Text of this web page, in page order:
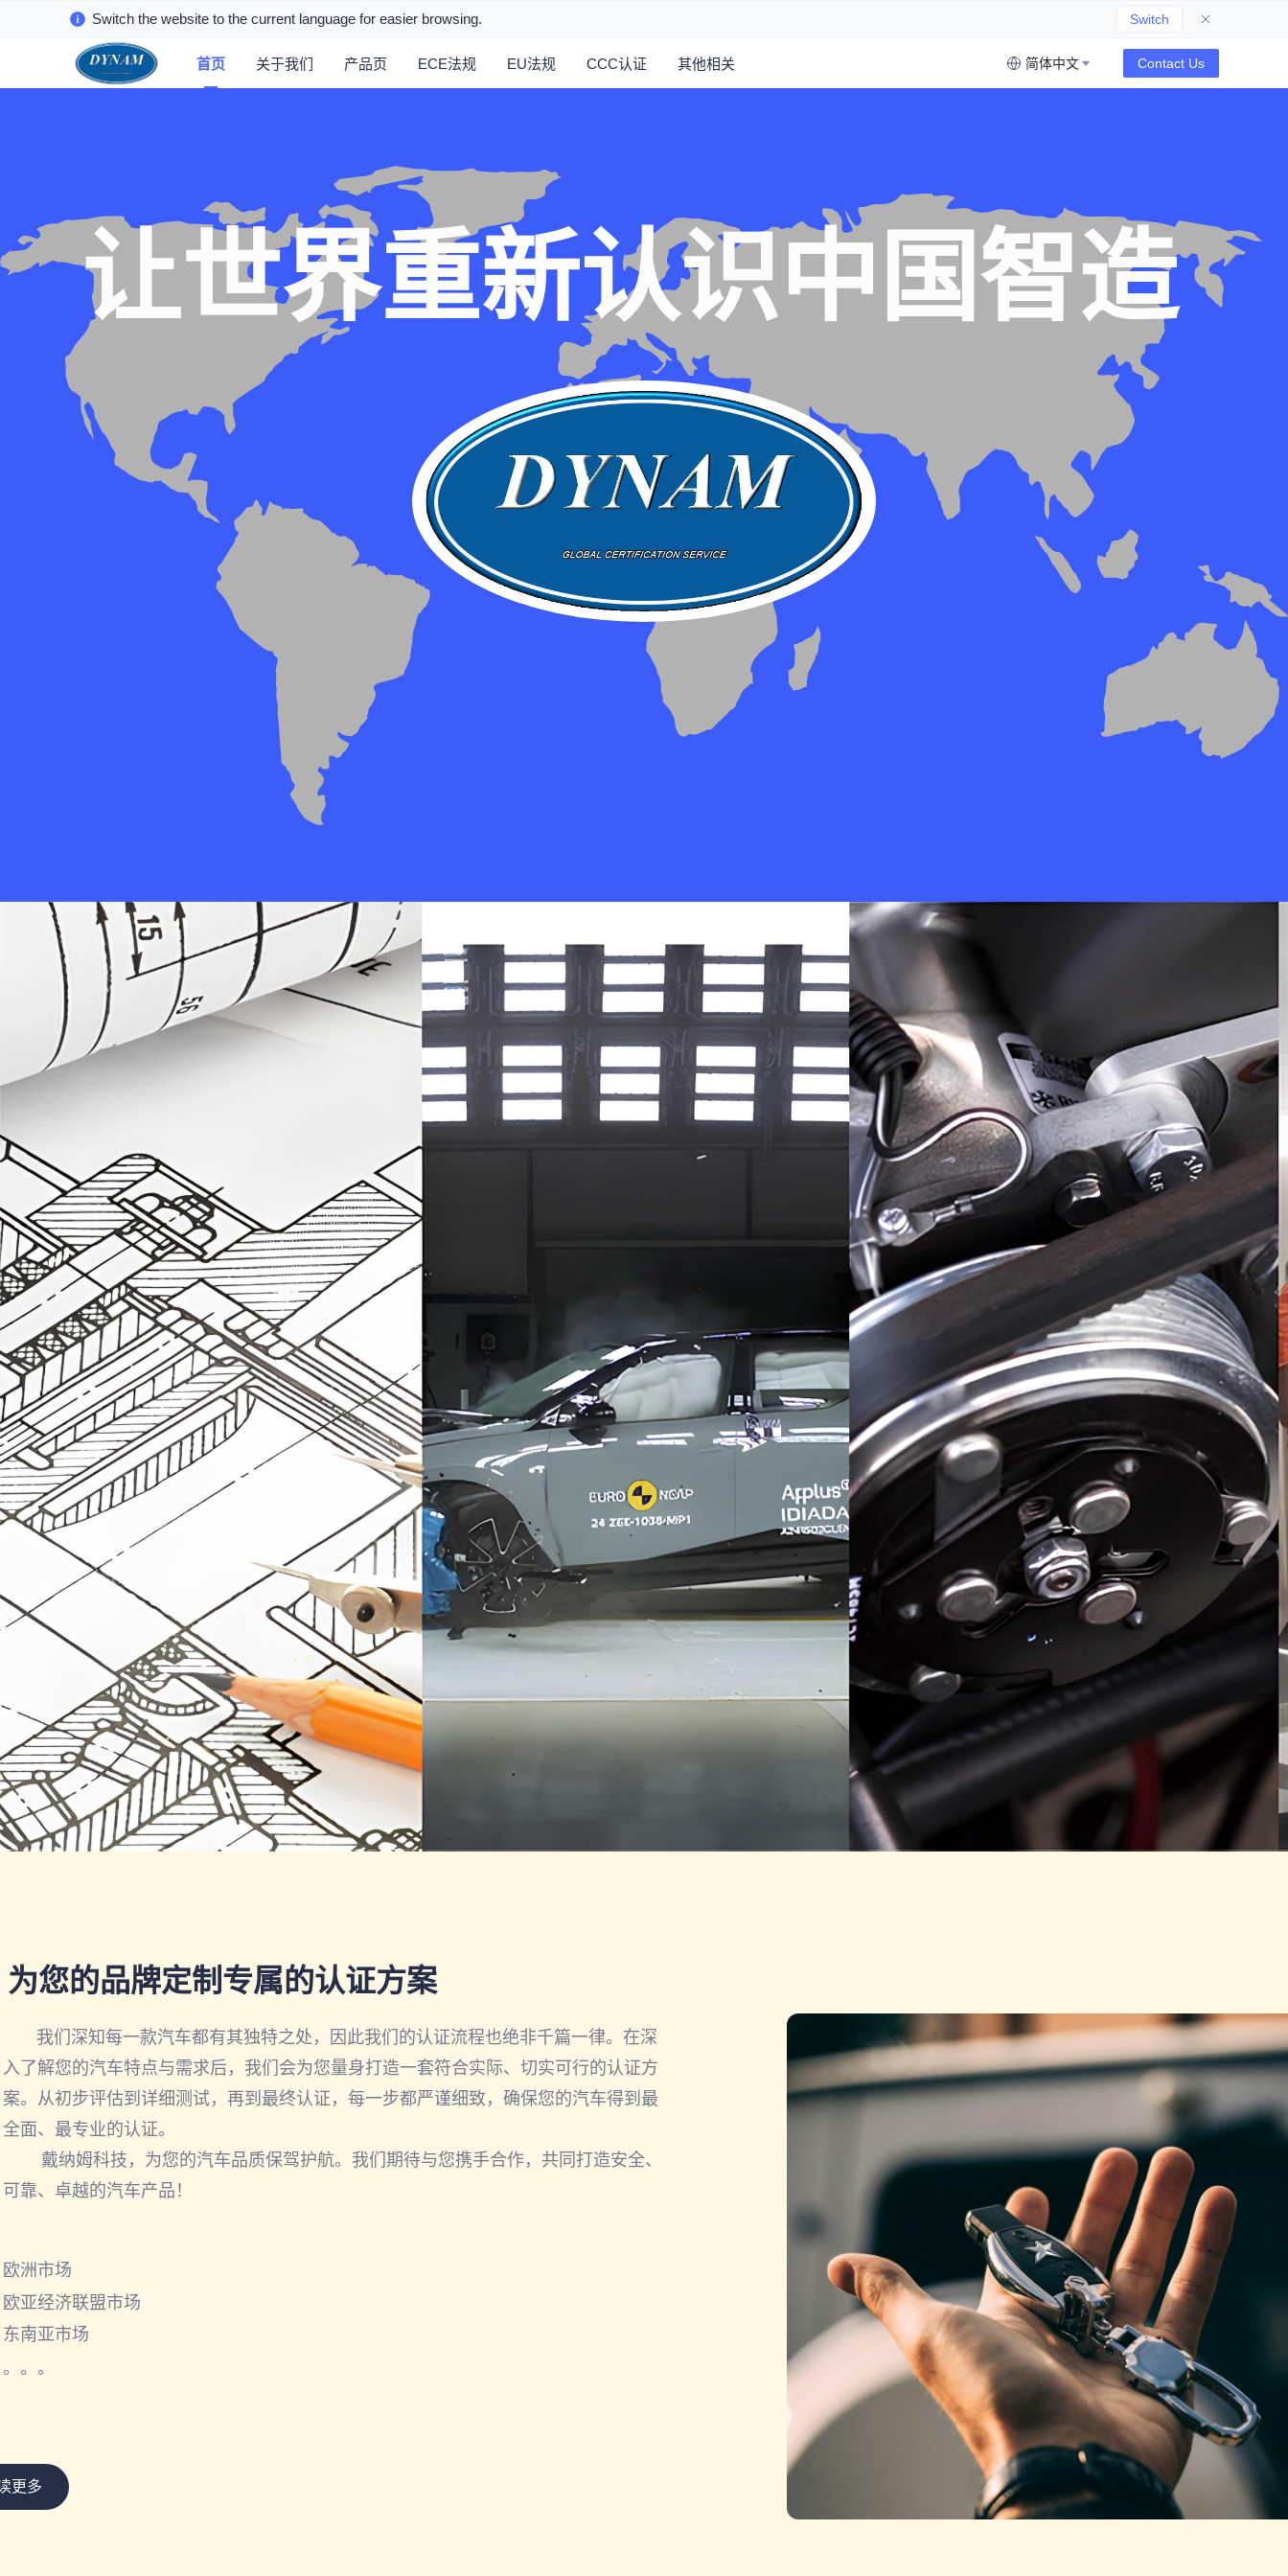
Switch the website to the current language for easier browsing. Switch
首页 关于我们 产品页 ECE法规 EU法规 CCC认证 其他相关 简体中文 Contact Us
让世界重新认识中国智造
为您的品牌定制专属的认证方案
我们深知每一款汽车都有其独特之处，因此我们的认证流程也绝非千篇一律。在深
入了解您的汽车特点与需求后，我们会为您量身打造一套符合实际、切实可行的认证方
案。从初步评估到详细测试，再到最终认证，每一步都严谨细致，确保您的汽车得到最
全面、最专业的认证。
戴纳姆科技，为您的汽车品质保驾护航。我们期待与您携手合作，共同打造安全、
可靠、卓越的汽车产品！
欧洲市场
欧亚经济联盟市场
。。。
更多
东南亚市场